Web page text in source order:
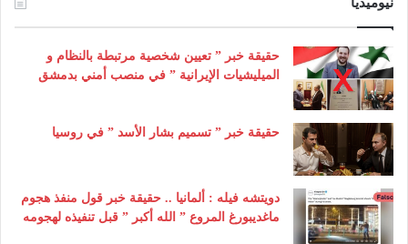
حقيقة خبر ” تعيين شخصية مرتبطة بالنظام و
الميليشيات الإيرانية ” في منصب أمني بدمشق
حقيقة خبر ” تسميم بشار الأسد ” في روسيا
دويتشه فيله : ألمانيا .. حقيقة خبر قول منفذ هجوم
ماغديبورغ المروع ” الله أكبر ” قبل تنفيذه لهجومه